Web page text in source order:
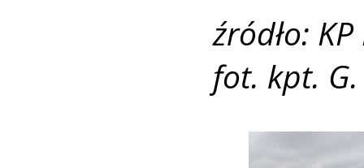
źródło:
fot. kpt. G.